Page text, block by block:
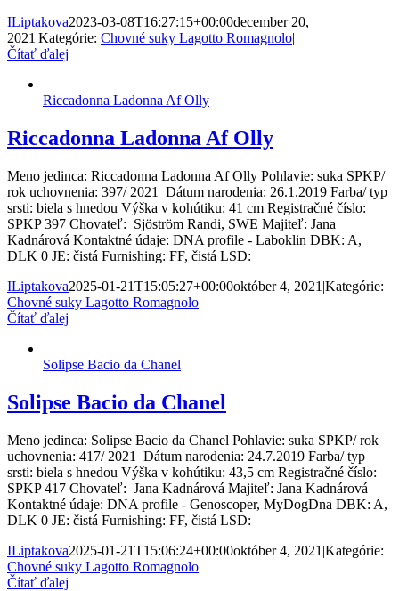
ILiptakova2023-03-08T16:27:15+00:00december 20,
2021 |Kategórie: Chovné suky Lagotto Romagnolo|
Čítať ďalej
Riccadonna Ladonna Af Olly
Riccadonna Ladonna Af Olly
Meno jedinca: Riccadonna Ladonna Af Olly Pohlavie: suka SPKP/
rok uchovnenia: 397/ 2021 Dátum narodenia: 26.1.2019 Farba/ typ
srsti: biela s hnedou Výška v kohútiku: 41 cm Registračné číslo:
SPKP 397 Chovateľ: Sjöström Randi, SWE Majiteľ: Jana
Kadnárová Kontaktné údaje: DNA profile - Laboklin DBK: A,
DLK 0 JE: čistá Furnishing: FF, čistá LSD:
ILiptakova2025-01-21T15:05:27+00:00október 4, 2021 |Kategórie:
Chovné suky Lagotto Romagnolo|
Čítať ďalej
Solipse Bacio da Chanel
Solipse Bacio da Chanel
Meno jedinca: Solipse Bacio da Chanel Pohlavie: suka SPKP/ rok
uchovnenia: 417/ 2021 Dátum narodenia: 24.7.2019 Farba/ typ
srsti: biela s hnedou Výška v kohútiku: 43,5 cm Registračné číslo:
SPKP 417 Chovateľ: Jana Kadnárová Majiteľ: Jana Kadnárová
Kontaktné údaje: DNA profile - Genoscoper, MyDogDna DBK: A,
DLK 0 JE: čistá Furnishing: FF, čistá LSD:
ILiptakova2025-01-21T15:06:24+00:00október 4, 2021 |Kategórie:
Chovné suky Lagotto Romagnolo|
Čítať ďalej